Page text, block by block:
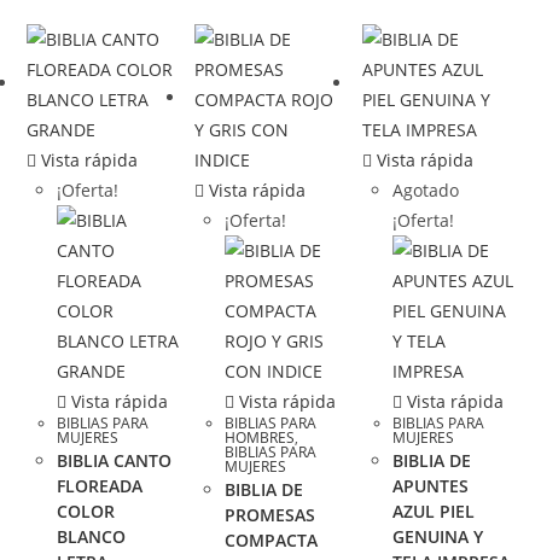
Vista rápida
¡Oferta!
Vista rápida
BIBLIAS PARA
MUJERES
BIBLIA CANTO
FLOREADA
COLOR
BLANCO
Vista rápida
¡Oferta!
Vista rápida
BIBLIAS PARA
HOMBRES,
BIBLIAS PARA
MUJERES
BIBLIA DE
PROMESAS
COMPACTA
Vista rápida
Agotado
¡Oferta!
Vista rápida
BIBLIAS PARA
MUJERES
BIBLIA DE
APUNTES
AZUL PIEL
GENUINA Y